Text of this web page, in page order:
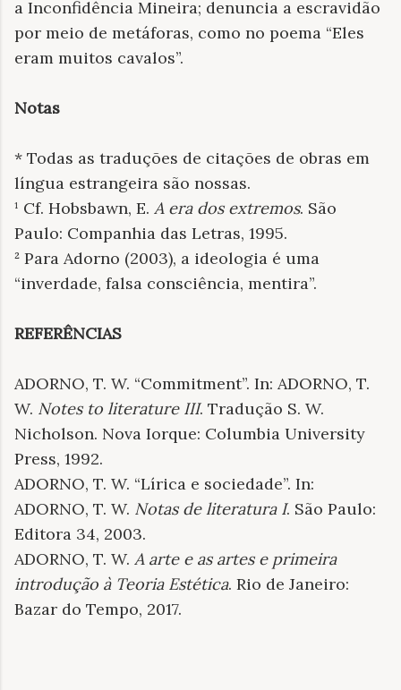
a Inconfidência Mineira; denuncia a escravidão
por meio de metáforas, como no poema “Eles
eram muitos cavalos”.
Notas
* Todas as traduções de citações de obras em
língua estrangeira são nossas.
¹ Cf. Hobsbawn, E. A era dos extremos. São
Paulo: Companhia das Letras, 1995.
² Para Adorno (2003), a ideologia é uma
“inverdade, falsa consciência, mentira”.
REFERÊNCIAS
ADORNO, T. W. “Commitment”. In: ADORNO, T.
W. Notes to literature III. Tradução S. W.
Nicholson. Nova Iorque: Columbia University
Press, 1992.
ADORNO, T. W. “Lírica e sociedade”. In:
ADORNO, T. W. Notas de literatura I. São Paulo:
Editora 34, 2003.
ADORNO, T. W. A arte e as artes e primeira
introdução à Teoria Estética. Rio de Janeiro:
Bazar do Tempo, 2017.